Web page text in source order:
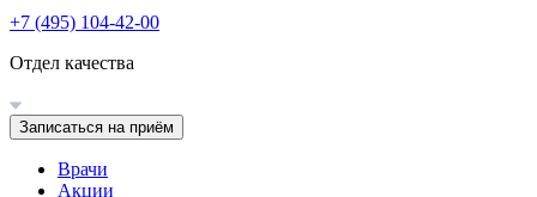
+7 (495) 104-42-00
Отдел качества
Записаться на приём
Врачи
Акции